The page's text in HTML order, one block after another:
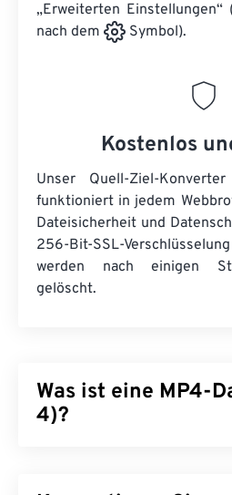
„Erweiterten Einstellungen“
nach dem
Symbol).
Kostenlos
Unser Quell-Ziel-
funktioniert in jedem
Dateisicherheit und
256-Bit-SSL-
werden nach einigen
gelöscht.
Was ist eine MP4-
4)?